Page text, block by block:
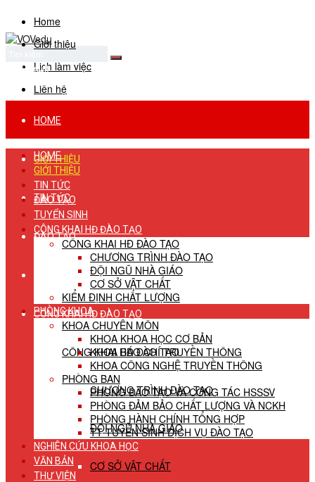
Home
Giới thiệu
Lịch làm việc
Liên hệ
No Result
View All Result
HOME
GIỚI THIỆU
TIN TỨC
ĐÀO TẠO
TUYỂN SINH
CÔNG KHAI HĐ ĐÀO TẠO
CÔNG KHAI HĐ ĐÀO TẠO
CHƯƠNG TRÌNH ĐÀO TẠO
ĐỘI NGŨ NHÀ GIÁO
CƠ SỞ VẬT CHẤT
HOME
GIỚI THIỆU
TIN TỨC
ĐÀO TẠO
TUYỂN SINH
CÔNG KHAI HĐ ĐÀO TẠO
CÔNG KHAI HĐ ĐÀO TẠO
CHƯƠNG TRÌNH ĐÀO TẠO
ĐỘI NGŨ NHÀ GIÁO
CƠ SỞ VẬT CHẤT
KIỂM ĐỊNH CHẤT LƯỢNG
PHÒNG KHOA
KHOA CHUYÊN MÔN
KHOA KHOA HỌC CƠ BẢN
KHOA BÁO CHÍ TRUYỀN THÔNG
KHOA CÔNG NGHỆ TRUYỀN THÔNG
PHÒNG BAN
PHÒNG ĐÀO TẠO VÀ CÔNG TÁC HSSSV
PHÒNG ĐẢM BẢO CHẤT LƯỢNG VÀ NCKH
PHÒNG HÀNH CHÍNH TỔNG HỢP
TT TUYỂN SINH DỊCH VỤ ĐÀO TẠO
NGHIÊN CỨU KHOA HỌC
VĂN BẢN
THƯ VIỆN